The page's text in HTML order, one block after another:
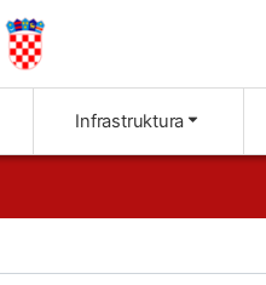
Infrastruktura